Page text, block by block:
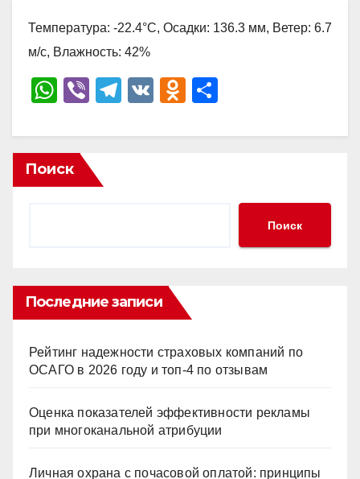
Температура: -22.4°C, Осадки: 136.3 мм, Ветер: 6.7
м/с, Влажность: 42%
W
at
s
A
Vi
er
T
e
V
O
n
р
ть
Поиск
Поиск
Последние записи
Рейтинг надежности страховых компаний по
ОСАГО в 2026 году и топ-4 по отзывам
Оценка показателей эффективности рекламы
при многоканальной атрибуции
Личная охрана с почасовой оплатой: принципы